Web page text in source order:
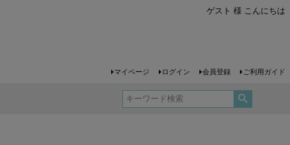
ゲスト 様 こんにちは
マイページ ログイン 会員登録 ご利用ガイド